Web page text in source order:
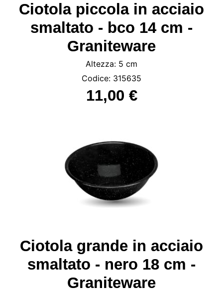
Ciotola piccola in acciaio
smaltato - bco 14 cm -
Graniteware
Altezza: 5 cm
Codice: 315635
11,00 €
Ciotola grande in acciaio
smaltato - nero 18 cm -
Graniteware